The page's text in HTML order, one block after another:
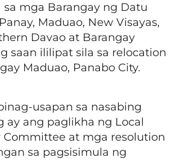
mga Barangay ng Datu
Maduao, New Visayas,
Davao at Barangay
saan ililipat sila sa relocation
Maduao, Panabo City.
usapan sa nasabing
ay ang paglikha ng Local
Committee at mga resolution
sa pagsisimula ng